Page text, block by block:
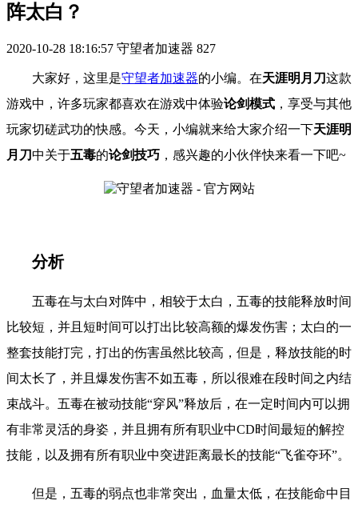
阵太白？
2020-10-28 18:16:57 守望者加速器 827
大家好，这里是守望者加速器的小编。在天涯明月刀这款
游戏中，许多玩家都喜欢在游戏中体验论剑模式 ，享受与其他
玩家切磋武功的快感。今天，小编就来给大家介绍一下天涯明
月刀中关于五毒的论剑技巧 ，感兴趣的小伙伴快来看一下吧~
分析
五毒在与太白对阵中，相较于太白，五毒的技能释放时间
比较短，并且短时间可以打出比较高额的爆发伤害；太白的一
整套技能打完，打出的伤害虽然比较高，但是，释放技能的时
间太长了，并且爆发伤害不如五毒，所以很难在段时间之内结
束战斗。五毒在被动技能“穿风”释放后，在一定时间内可以拥
有非常灵活的身姿，并且拥有所有职业中CD时间最短的解控
技能，以及拥有所有职业中突进距离最长的技能“飞雀夺环”。
但是，五毒的弱点也非常突出，血量太低，在技能命中目